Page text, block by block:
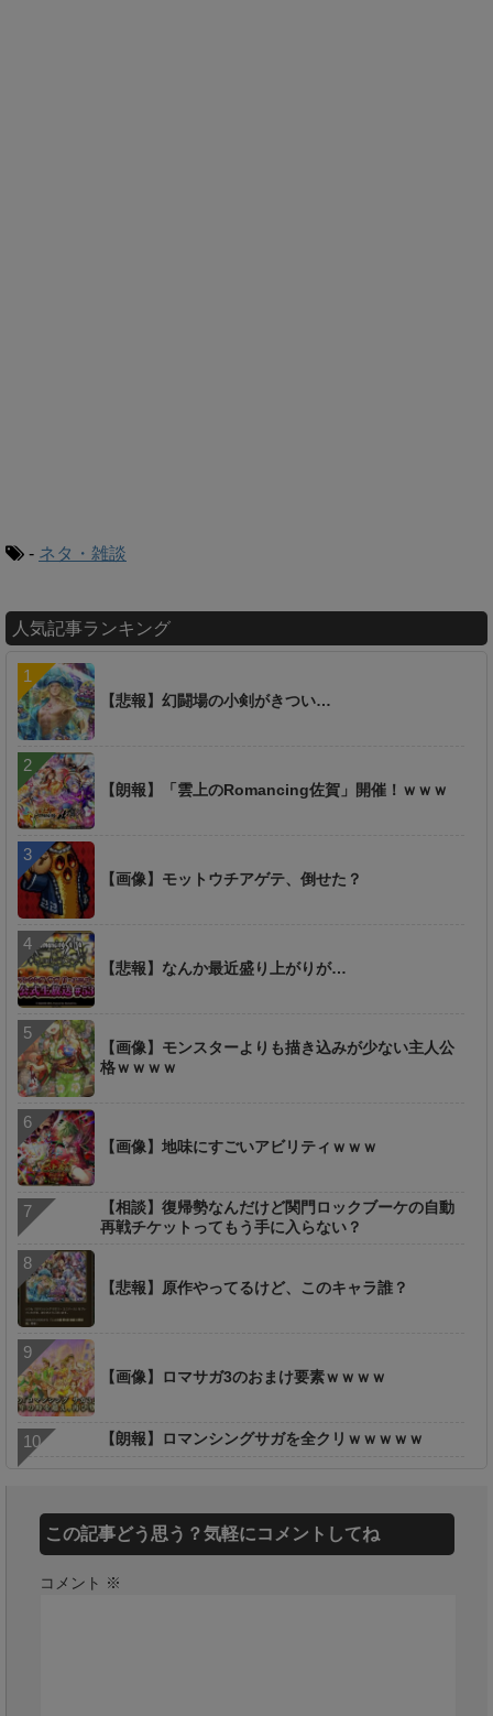
- ネタ・雑談
人気記事ランキング
【悲報】幻闘場の小剣がきつい…
【朗報】「雲上のRomancing佐賀」開催！ｗｗｗ
【画像】モットウチアゲテ、倒せた？
【悲報】なんか最近盛り上がりが…
【画像】モンスターよりも描き込みが少ない主人公
格ｗｗｗｗ
【画像】地味にすごいアビリティｗｗｗ
【相談】復帰勢なんだけど関門ロックブーケの自動
再戦チケットってもう手に入らない？
【悲報】原作やってるけど、このキャラ誰？
【画像】ロマサガ3のおまけ要素ｗｗｗｗ
【朗報】ロマンシングサガを全クリｗｗｗｗｗ
この記事どう思う？気軽にコメントしてね
コメント ※